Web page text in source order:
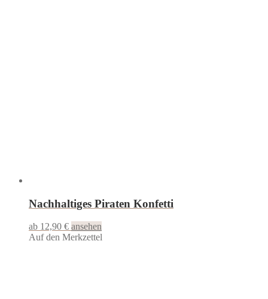
Nachhaltiges Piraten Konfetti
ab 12,90 € ansehen
Auf den Merkzettel